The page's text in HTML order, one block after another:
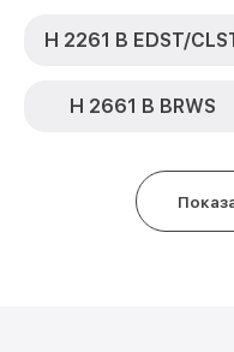
H 2261 B EDST/
H 2661 B BRWS